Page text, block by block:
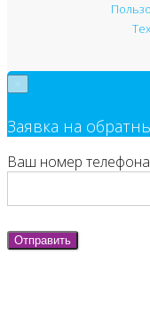
Заявка на
Ваш номер телефона
Отправить